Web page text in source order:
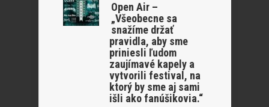
Open Air –
„Všeobecne sa
snažíme držať
pravidla, aby sme
priniesli ľudom
zaujímavé kapely a
vytvorili festival, na
ktorý by sme aj sami
išli ako fanúšikovia.“